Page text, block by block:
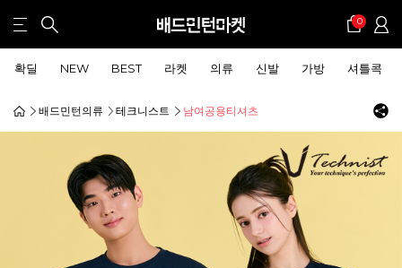
0
확딜 NEW BEST 라켓 의류 신발 가방 셔틀콕
배드민턴의류 테크니스트 남여공용티셔츠